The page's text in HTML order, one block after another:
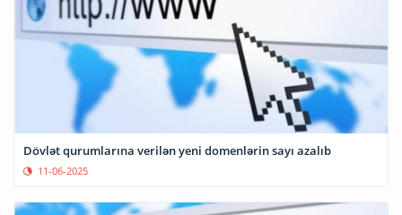
Dövlət qurumlarına verilən yeni domenlərin sayı azalıb
11-06-2025